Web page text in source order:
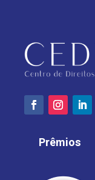
Prêmios